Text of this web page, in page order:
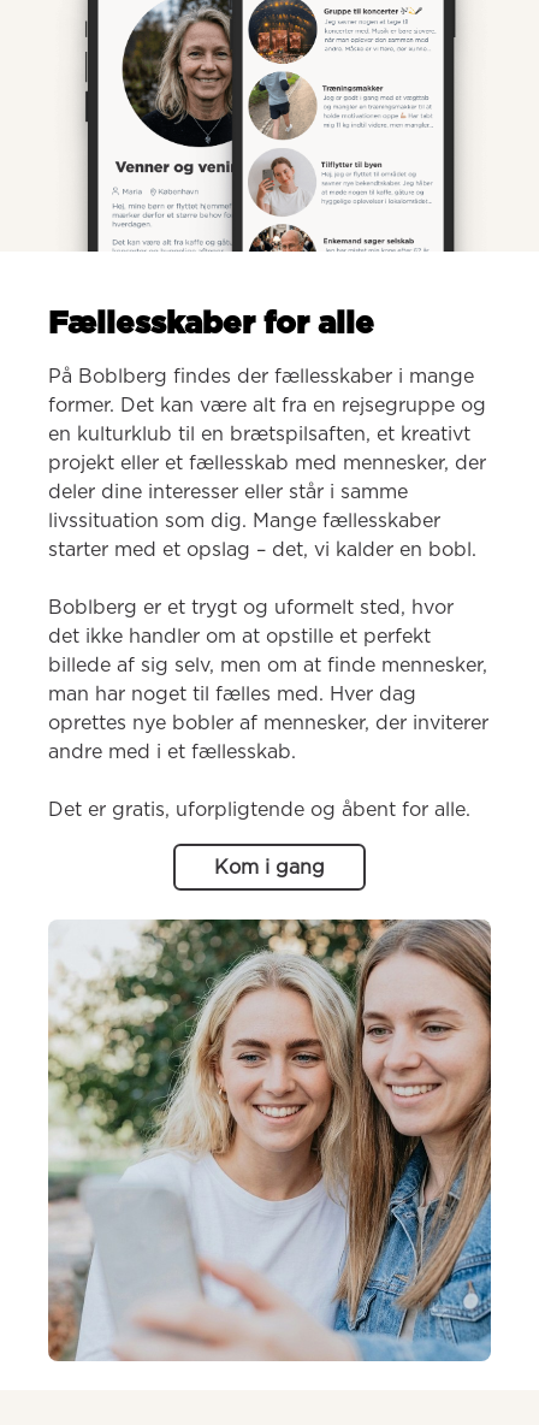
Fællesskaber for alle
På Boblberg findes der fællesskaber i mange
former. Det kan være alt fra en rejsegruppe og
en kulturklub til en brætspilsaften, et kreativt
projekt eller et fællesskab med mennesker, der
deler dine interesser eller står i samme
livssituation som dig. Mange fællesskaber
starter med et opslag – det, vi kalder en bobl.
Boblberg er et trygt og uformelt sted, hvor
det ikke handler om at opstille et perfekt
billede af sig selv, men om at finde mennesker,
man har noget til fælles med. Hver dag
oprettes nye bobler af mennesker, der inviterer
andre med i et fællesskab.
Det er gratis, uforpligtende og åbent for alle.
Kom i gang